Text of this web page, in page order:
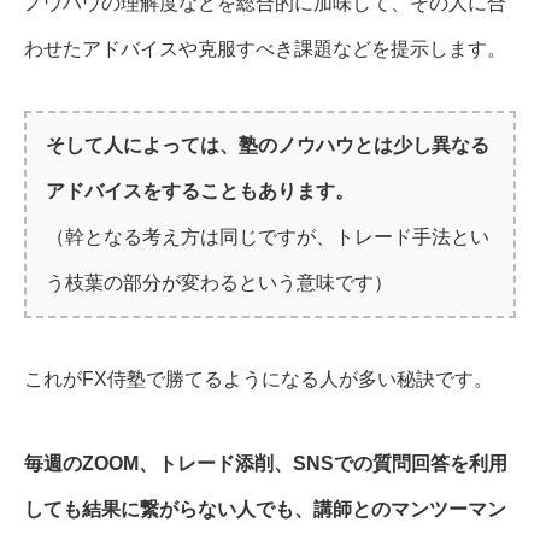
わせたアドバイスや克服すべき課題などを提示します。
そして人によっては、塾のノウハウとは少し異なる
アドバイスをすることもあります。
（幹となる考え方は同じですが、トレード手法とい
う枝葉の部分が変わるという意味です）
これがFX侍塾で勝てるようになる人が多い秘訣です。
毎週のZOOM、トレード添削、SNSでの質問回答を利用
しても結果に繋がらない人でも、講師とのマンツーマン